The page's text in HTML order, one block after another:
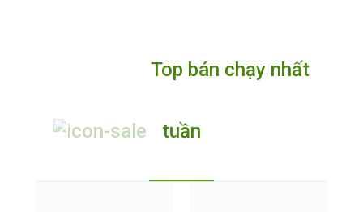
Top bán chạy nhất
tuần